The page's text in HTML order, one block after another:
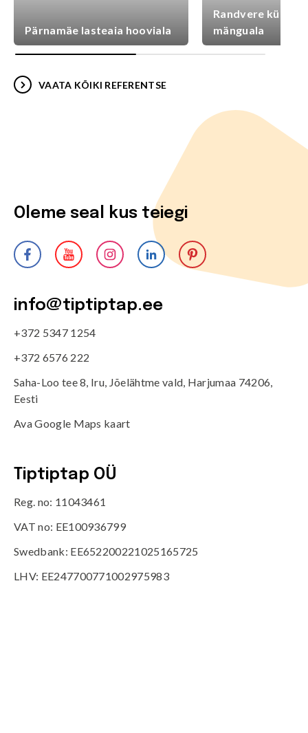
Pärnamäe lasteaia hooviala
Randvere
mänguala
VAATA KÕIKI REFERENTSE
Oleme seal kus teiegi
info@tiptiptap.ee
+372 5347 1254
+372 6576 222
Saha-Loo tee 8, Iru, Jõelähtme vald, Harjumaa 74206,
Eesti
Ava Google Maps kaart
Tiptiptap OÜ
Reg. no: 11043461
VAT no: EE100936799
Swedbank: EE652200221025165725
LHV: EE247700771002975983